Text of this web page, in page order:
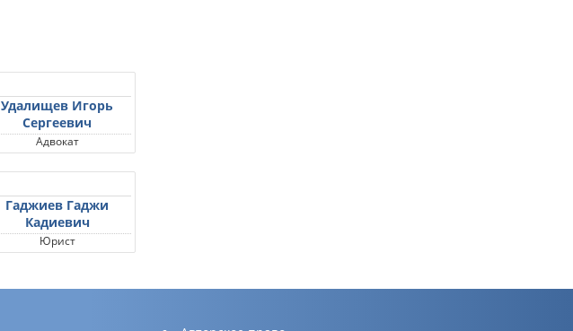
Удалищев Игорь
Сергеевич
Адвокат
Гаджиев Гаджи
Кадиевич
Юрист